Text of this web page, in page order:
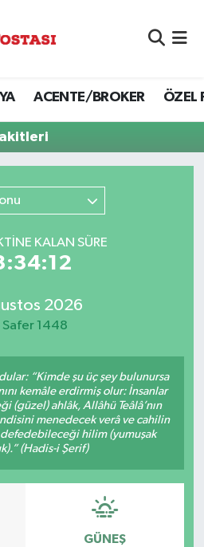
ACENTE/BROKER ÖZEL
KALAN SÜRE
2026
Safer 1448
“Kimde şu üç şey bulunursa
kemâle erdirmiş olur: İnsanlar
(güzel) ahlâk, Allâhü Teâlâ’nın
menedecek verâ ve cahilin
hilim (yumuşak
(Hadis-i Şerif)
GÜNEŞ